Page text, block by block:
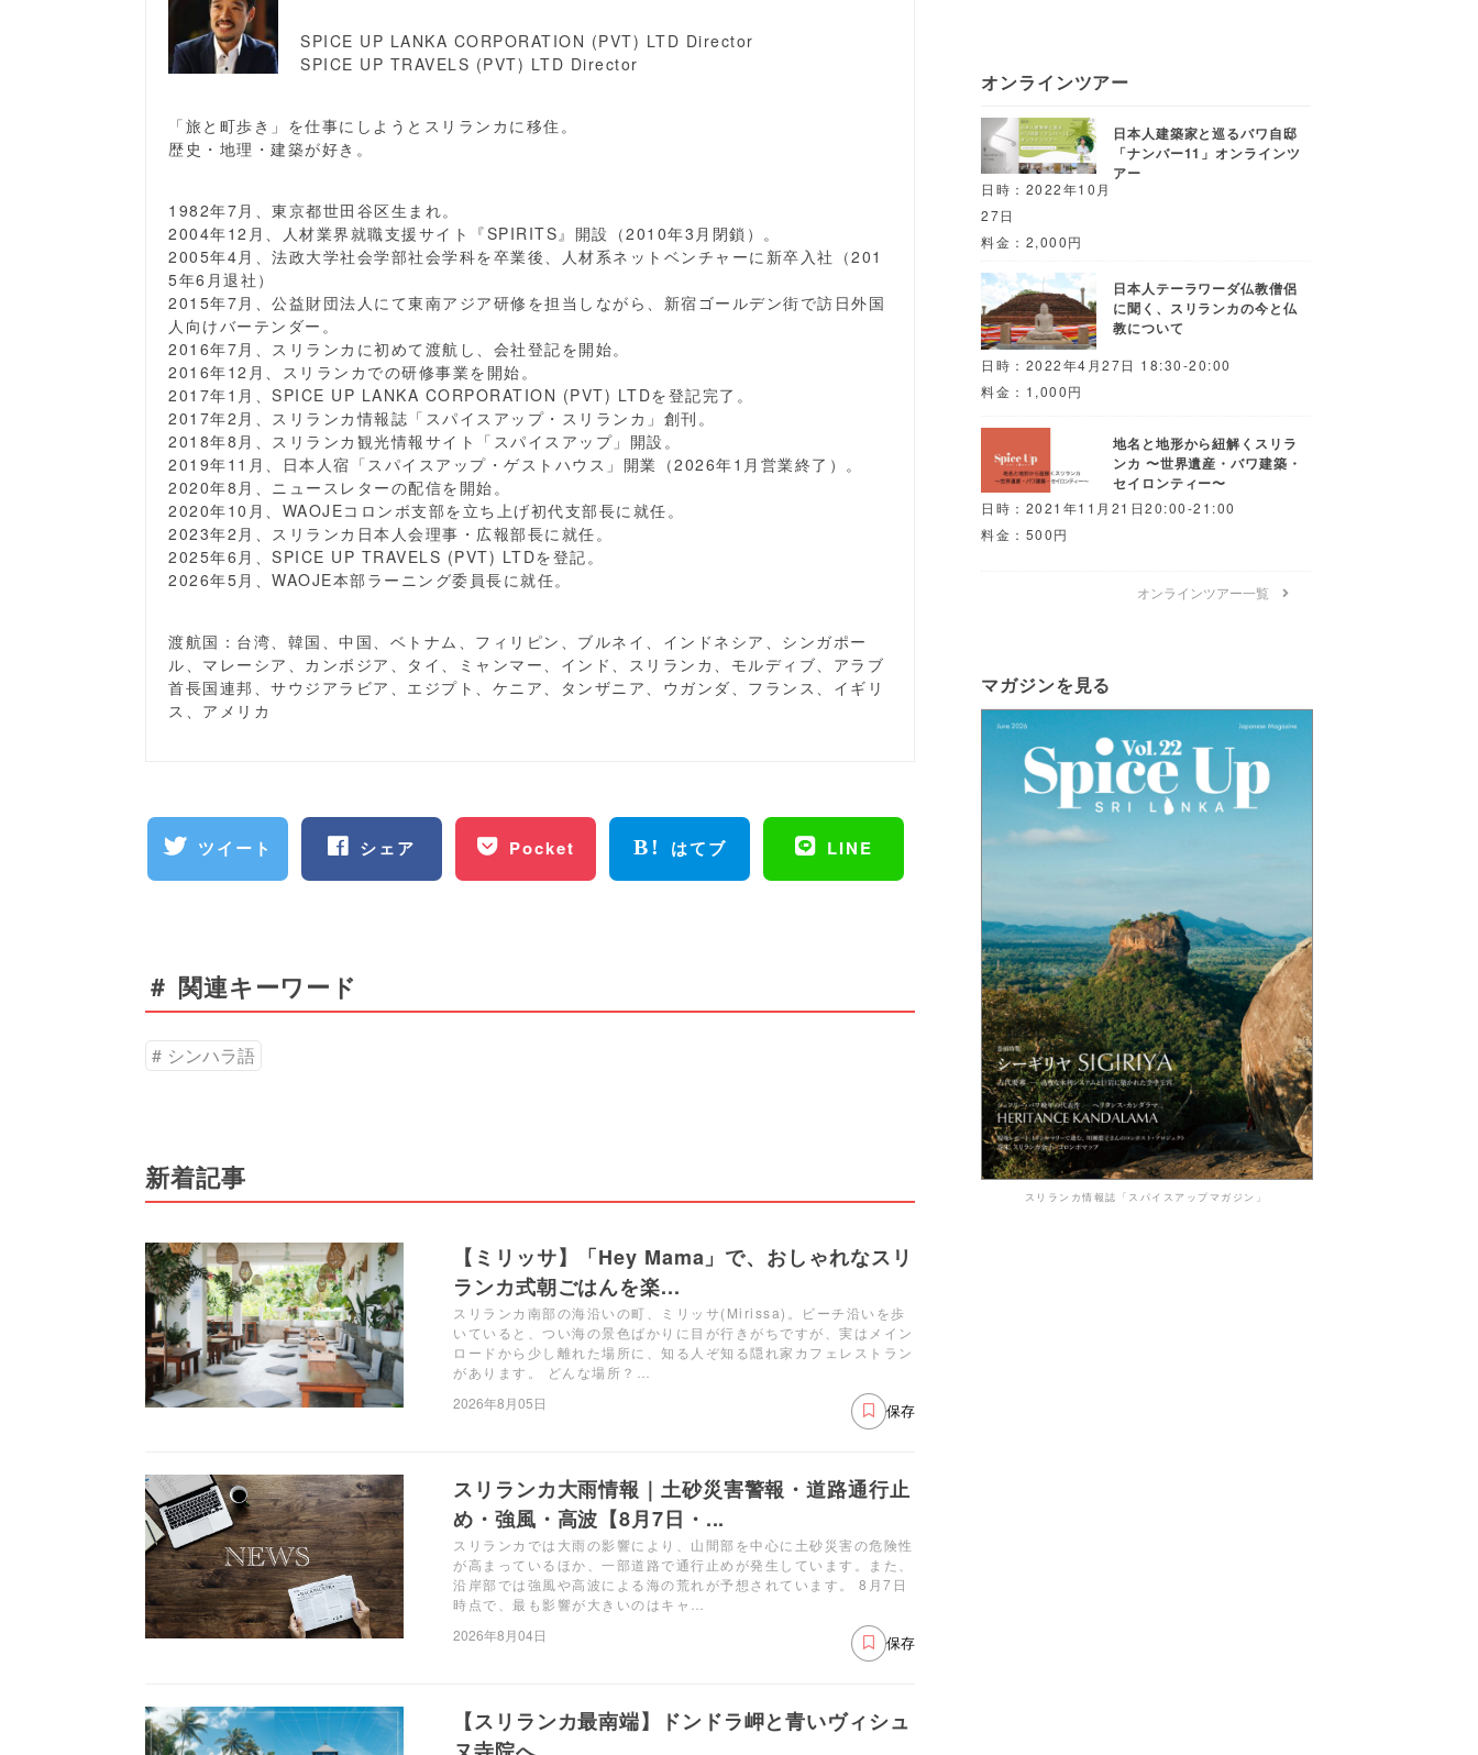
SPICE UP LANKA CORPORATION (PVT) LTD Director
SPICE UP TRAVELS (PVT) LTD Director
「旅と町歩き」を仕事にしようとスリランカに移住。
歴史・地理・建築が好き。
1982年7月、東京都世田谷区生まれ。
2004年12月、人材業界就職支援サイト『SPIRITS』開設（2010年3月閉鎖）。
2005年4月、法政大学社会学部社会学科を卒業後、人材系ネットベンチャーに新卒入社（201
5年6月退社）
2015年7月、公益財団法人にて東南アジア研修を担当しながら、新宿ゴールデン街で訪日外国
人向けバーテンダー。
2016年7月、スリランカに初めて渡航し、会社登記を開始。
2016年12月、スリランカでの研修事業を開始。
2017年1月、SPICE UP LANKA CORPORATION (PVT) LTDを登記完了。
2017年2月、スリランカ情報誌「スパイスアップ・スリランカ」創刊。
2018年8月、スリランカ観光情報サイト「スパイスアップ」開設。
2019年11月、日本人宿「スパイスアップ・ゲストハウス」開業（2026年1月営業終了）。
2020年8月、ニュースレターの配信を開始。
2020年10月、WAOJEコロンボ支部を立ち上げ初代支部長に就任。
2023年2月、スリランカ日本人会理事・広報部長に就任。
2025年6月、SPICE UP TRAVELS (PVT) LTDを登記。
2026年5月、WAOJE本部ラーニング委員長に就任。
渡航国：台湾、韓国、中国、ベトナム、フィリピン、ブルネイ、インドネシア、シンガポー
ル、マレーシア、カンボジア、タイ、ミャンマー、インド、スリランカ、モルディブ、アラブ
首長国連邦、サウジアラビア、エジプト、ケニア、タンザニア、ウガンダ、フランス、イギリ
ス、アメリカ
ツイート シェア Pocket はてブ LINE
＃ 関連キーワード
シンハラ語
新着記事
【ミリッサ】「Hey Mama」で、おしゃれなスリ
ランカ式朝ごはんを楽...
スリランカ南部の海沿いの町、ミリッサ(Mirissa)。ビーチ沿いを歩
いていると、つい海の景色ばかりに目が行きがちですが、実はメイン
ロードから少し離れた場所に、知る人ぞ知る隠れ家カフェレストラン
があります。 どんな場所？…
2026年8月05日
保存
スリランカ大雨情報｜土砂災害警報・道路通行止
め・強風・高波【8月7日・...
スリランカでは大雨の影響により、山間部を中心に土砂災害の危険性
が高まっているほか、一部道路で通行止めが発生しています。また、
沿岸部では強風や高波による海の荒れが予想されています。 8月7日
時点で、最も影響が大きいのはキャ…
2026年8月04日
保存
【スリランカ最南端】ドンドラ岬と青いヴィシュ
オンラインツアー
日本人建築家と巡るバワ自邸
「ナンバー11」オンラインツ
アー
日時：2022年10月
27日
料金：2,000円
日本人テーラワーダ仏教僧侶
に聞く、スリランカの今と仏
教について
日時：2022年4月27日 18:30-20:00
料金：1,000円
地名と地形から紐解くスリラ
ンカ 〜世界遺産・バワ建築・
セイロンティー〜
日時：2021年11月21日20:00-21:00
料金：500円
オンラインツアー一覧
マガジンを見る
スリランカ情報誌「スパイスアップマガジン」